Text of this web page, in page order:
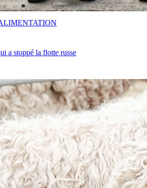
a stoppé la flotte russe